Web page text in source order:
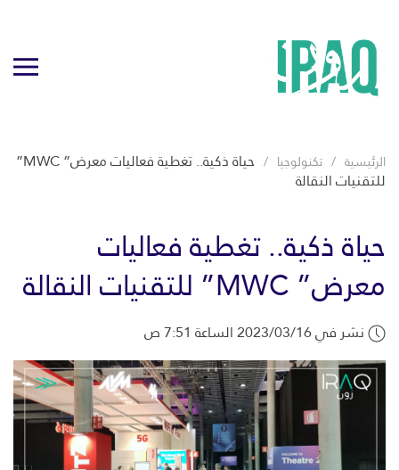
الرئيسية تكنولوجيا حياة ذكية.. تغطية فعاليات معرض” MWC”
للتقنيات النقالة
حياة ذكية.. تغطية فعاليات
معرض” MWC” للتقنيات النقالة
نشر في 2023/03/16 الساعة 7:51 ص